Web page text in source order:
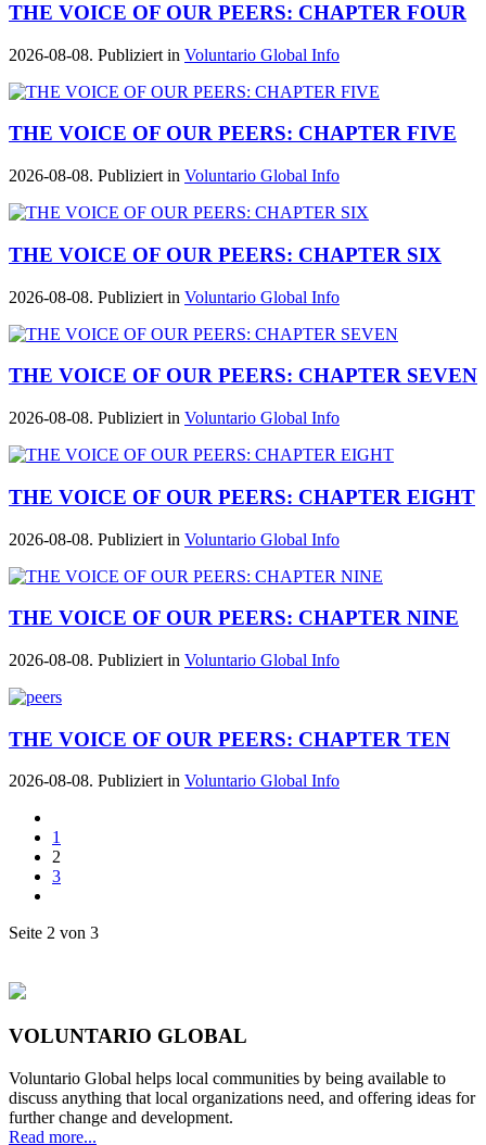
THE VOICE OF OUR PEERS: CHAPTER FOUR
2026-08-08. Publiziert in Voluntario Global Info
THE VOICE OF OUR PEERS: CHAPTER FIVE
2026-08-08. Publiziert in Voluntario Global Info
THE VOICE OF OUR PEERS: CHAPTER SIX
2026-08-08. Publiziert in Voluntario Global Info
THE VOICE OF OUR PEERS: CHAPTER SEVEN
2026-08-08. Publiziert in Voluntario Global Info
THE VOICE OF OUR PEERS: CHAPTER EIGHT
2026-08-08. Publiziert in Voluntario Global Info
THE VOICE OF OUR PEERS: CHAPTER NINE
2026-08-08. Publiziert in Voluntario Global Info
THE VOICE OF OUR PEERS: CHAPTER TEN
2026-08-08. Publiziert in Voluntario Global Info
1
2
3
Seite 2 von 3
VOLUNTARIO GLOBAL
Voluntario Global helps local communities by being available to
discuss anything that local organizations need, and offering ideas for
further change and development.
Read more...